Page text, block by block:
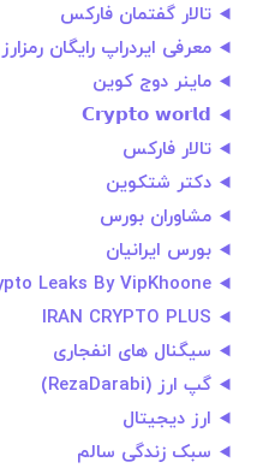
تالار گفتمان فارکس
معرفی ایردراپ رایگان
ماینر دوج کوین
𝗖𝗿𝘆𝗽𝘁𝗼 𝘄𝗼𝗿𝗹𝗱
تالار فارکس
دکتر شتکوین
مشاوران بورس
بورس ایرانیان
Leaks By VipKhoone
IRAN CRYPTO PLUS
سیگنال های انفجاری
گپ ارز (RezaDarabi)
ارز دیجیتال
سبک زندگی سالم